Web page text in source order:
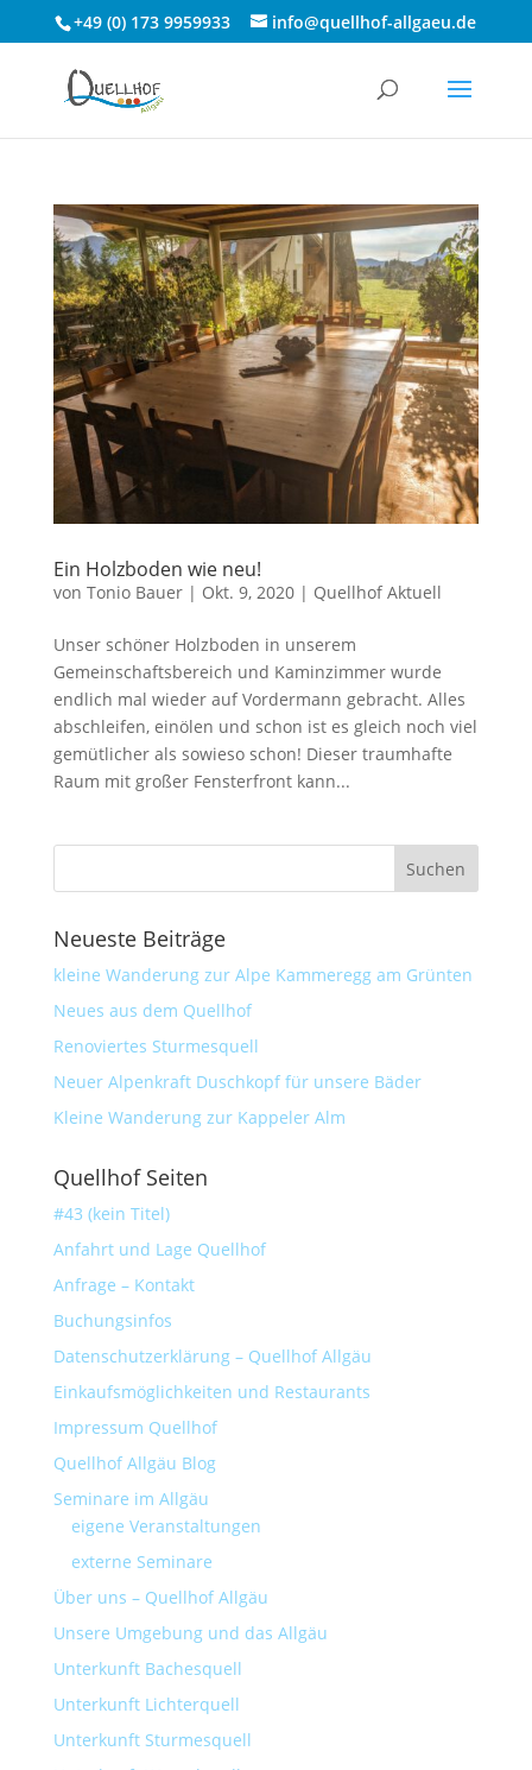
+49 (0) 173 9959933 info@quellhof-allgaeu.de
Ein Holzboden wie neu!
von Tonio Bauer| Okt. 9, 2020| Quellhof Aktuell
Unser schöner Holzboden in unserem
Gemeinschaftsbereich und Kaminzimmer wurde
endlich mal wieder auf Vordermann gebracht. Alles
abschleifen, einölen und schon ist es gleich noch viel
gemütlicher als sowieso schon! Dieser traumhafte
Raum mit großer Fensterfront kann...
Neueste Beiträge
kleine Wanderung zur Alpe Kammeregg am Grünten
Neues aus dem Quellhof
Renoviertes Sturmesquell
Neuer Alpenkraft Duschkopf für unsere Bäder
Kleine Wanderung zur Kappeler Alm
Quellhof Seiten
#43 (kein Titel)
Anfahrt und Lage Quellhof
Anfrage – Kontakt
Buchungsinfos
Datenschutzerklärung – Quellhof Allgäu
Einkaufsmöglichkeiten und Restaurants
Impressum Quellhof
Quellhof Allgäu Blog
Seminare im Allgäu
eigene Veranstaltungen
externe Seminare
Über uns – Quellhof Allgäu
Unsere Umgebung und das Allgäu
Unterkunft Bachesquell
Unterkunft Lichterquell
Unterkunft Sturmesquell